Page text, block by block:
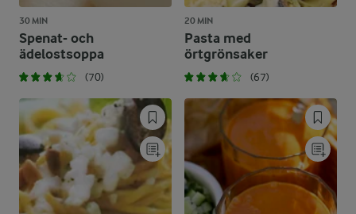
30 MIN
Spenat- och
ädelostsoppa
(70)
20 MIN
Pasta med
örtgrönsaker
(67)